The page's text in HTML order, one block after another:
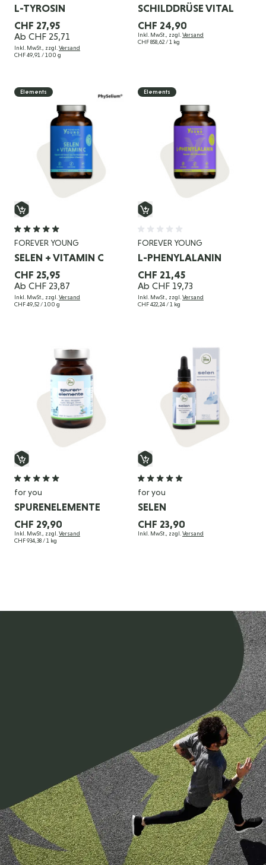
L-TYROSIN
CHF 27,95
Ab CHF 25,71
Inkl. MwSt., zzgl. Versand
CHF 49,91 / 100 g
SCHILDDRÜSE VITAL
CHF 24,90
Inkl. MwSt., zzgl. Versand
CHF 858,62 / 1 kg
FOREVER YOUNG
SELEN + VITAMIN C
CHF 25,95
Ab CHF 23,87
Inkl. MwSt., zzgl. Versand
CHF 49,52 / 100 g
Elements
FOREVER YOUNG
L-PHENYLALANIN
CHF 21,45
Ab CHF 19,73
Inkl. MwSt., zzgl. Versand
CHF 422,24 / 1 kg
Elements
for you
SPURENELEMENTE
CHF 29,90
Inkl. MwSt., zzgl. Versand
CHF 934,38 / 1 kg
for you
SELEN
CHF 23,90
Inkl. MwSt., zzgl. Versand